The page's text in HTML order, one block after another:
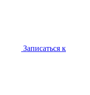
Записаться к